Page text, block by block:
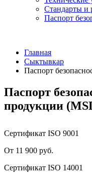
Стандарты и
Паспорт
Главная
Сыктывкар
Паспорт
Паспорт
продукции
Сертификат ISO 9001
От 11 900 руб.
Сертификат ISO 14001